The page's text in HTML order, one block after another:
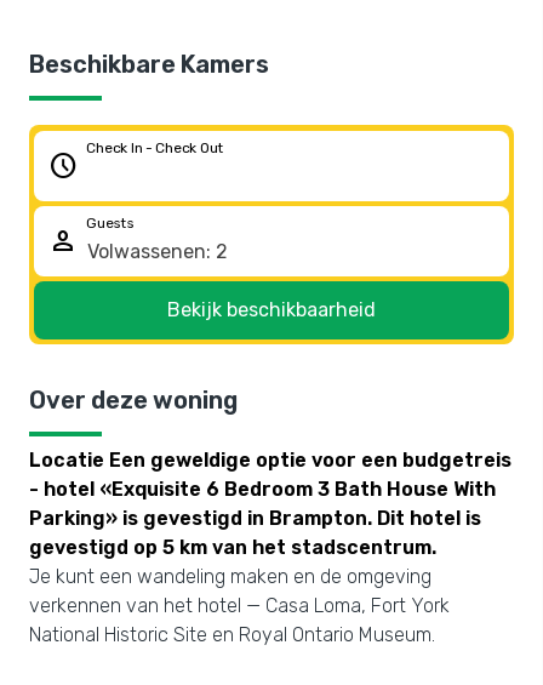
Beschikbare Kamers
schedule
Check In - Check Out
person
Guests
Bekijk beschikbaarheid
Over deze woning
Locatie Een geweldige optie voor een budgetreis
- hotel «Exquisite 6 Bedroom 3 Bath House With
Parking» is gevestigd in Brampton. Dit hotel is
gevestigd op 5 km van het stadscentrum.
Je kunt een wandeling maken en de omgeving
verkennen van het hotel — Casa Loma, Fort York
National Historic Site en Royal Ontario Museum.